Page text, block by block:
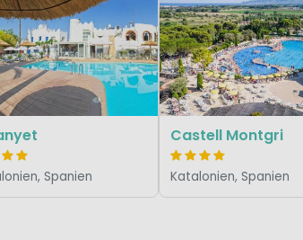
Spanien
Castell Montgri
Katalonien, Spanien